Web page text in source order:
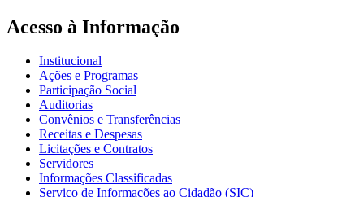
Acesso à Informação
Institucional
Ações e Programas
Participação Social
Auditorias
Convênios e Transferências
Receitas e Despesas
Licitações e Contratos
Servidores
Informações Classificadas
Serviço de Informações ao Cidadão (SIC)